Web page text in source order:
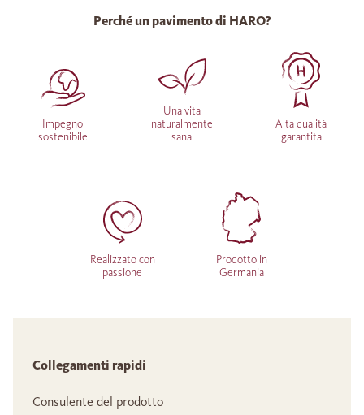
Perché un pavimento di HARO?
Impegno
sostenibile
Una vita
naturalmente
sana
Alta qualità
garantita
Realizzato con
passione
Prodotto in
Germania
Collegamenti rapidi
Consulente del prodotto